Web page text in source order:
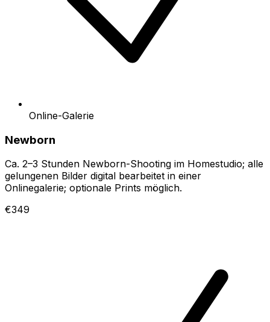
Online-Galerie
Newborn
Ca. 2–3 Stunden Newborn-Shooting im Homestudio; alle
gelungenen Bilder digital bearbeitet in einer
Onlinegalerie; optionale Prints möglich.
€349